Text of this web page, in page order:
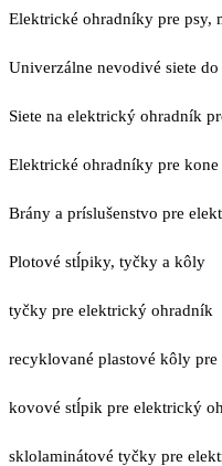
Elektrické ohradníky pre psy,
Univerzálne nevodivé siete
Siete na elektrický ohradník
Elektrické ohradníky pre
Brány a príslušenstvo pre
Plotové stĺpiky, tyčky a kôly
tyčky pre elektrický ohradník
recyklované plastové kôly
kovové stĺpik pre elektrický
sklolaminátové tyčky pre